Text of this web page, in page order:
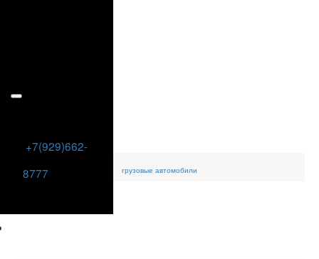
+7(929)662-
8777
грузовые автомобили